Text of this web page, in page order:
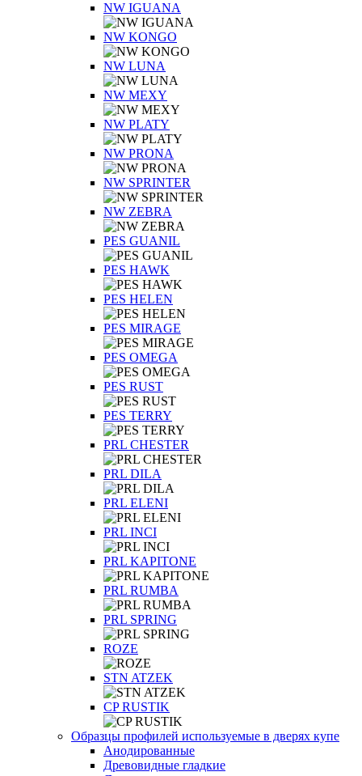
NW IGUANA
NW KONGO
NW LUNA
NW MEXY
NW PLATY
NW PRONA
NW SPRINTER
NW ZEBRA
PES GUANIL
PES HAWK
PES HELEN
PES MIRAGE
PES OMEGA
PES RUST
PES TERRY
PRL CHESTER
PRL DILA
PRL ELENI
PRL INCI
PRL KAPITONE
PRL RUMBA
PRL SPRING
ROZE
STN ATZEK
СP RUSTIK
Образцы профилей используемые в дверях купе
Анодированные
Древовидные гладкие